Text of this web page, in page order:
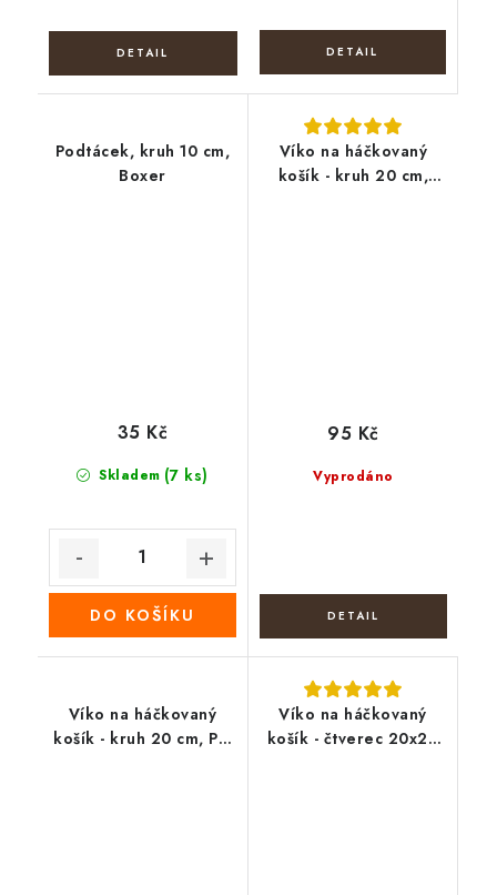
Podtácek, kruh 10 cm,
Boxer
Skladem (7 ks)
35 Kč
DO KOŠÍKU
Víko na háčkovaný
košík - kruh 20 cm,
Vyprodáno
95 Kč
Víko na háčkovaný
košík - kruh 20 cm, Psí
Víko na háčkovaný
košík - čtverec 20x20